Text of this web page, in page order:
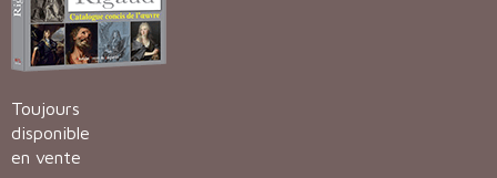
Toujours
disponible
en vente